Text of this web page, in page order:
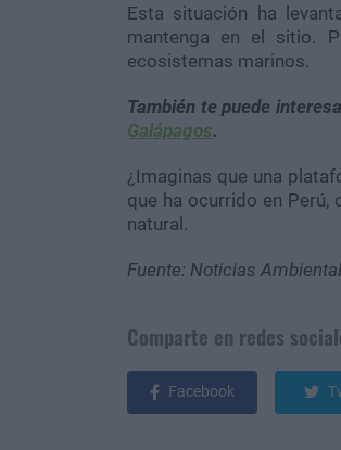
Esta situación ha
mantenga en el sitio.
ecosistemas marinos.
También te puede
Galápagos.
¿Imaginas que una
que ha ocurrido en
natural.
Fuente: Noticias
Comparte en redes
Facebook